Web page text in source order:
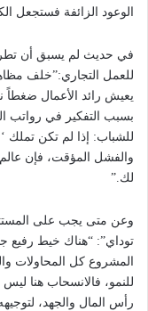
الوعود الزائفة فستجعل
في حديث لم يسبق أن تطرق
للعمل التجاري:”خلف
يعيش رائد الأعمال ضغطاً
بسبب التفكير في رواتب
للشباب: إذا لم تكن تملك
والفشل المؤقت، فإن عالم
لك.”
وعن متى يجب على
توداي”: “هناك خيط رفيع
المشروع كل المحاولات
للنمو، فالانسحاب هنا
رأس المال والجهد،